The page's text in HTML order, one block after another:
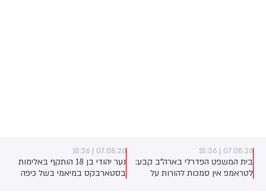
07.08.26 | 18:36
בית המשפט הפדרלי בארה"ב קבע:
לטראמפ אין סמכות להורות על
07.08.26 | 18:26
נער יהודי בן 18 הותקף באלימות
בסטארבקס במיאמי בשל כיפה